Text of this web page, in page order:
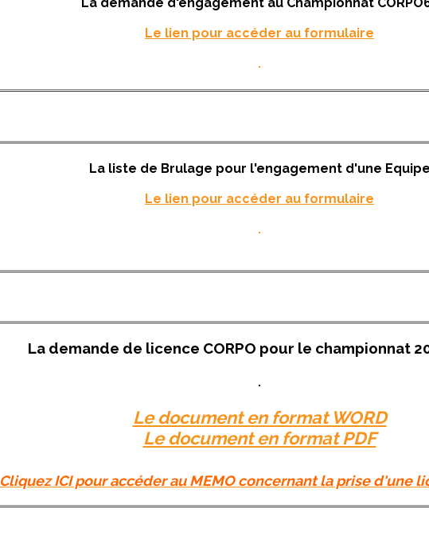
La demande d'engagement au Championnat
Le lien pour accéder au formulaire
La liste de Brulage pour l'engagement d'une
Le lien pour accéder au formulaire
La demande de licence CORPO pour le championnat
Le document en format WORD
Le document en format PDF
Cliquez ICI pour accéder au MEMO concernant la prise d'une